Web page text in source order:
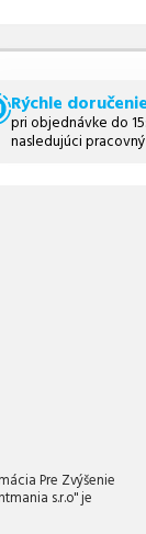
Rýchle doručenie
pri objednávke do
nasledujúci
Pre Zvýšenie
s.r.o" je